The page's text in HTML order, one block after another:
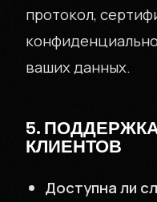
протокол,
ваших данных.
5.
КЛИЕНТОВ
Доступна ли